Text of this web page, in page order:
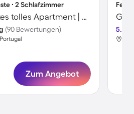
∙ 2 Schlafzimmer
Familienorientiertes tolles Apartment | Strand in der Nähe
(90 Bewertungen)
Zum Angebot
5.0